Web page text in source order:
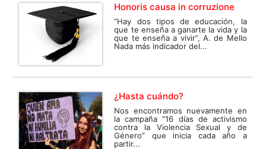
Honoris causa in corruzione
“Hay dos tipos de educación, la
que te enseña a ganarte la vida y la
que te enseña a vivir”, A. de Mello
Nada más indicador del...
¿Hasta cuándo?
Nos encontramos nuevamente en
la campaña “16 días de activismo
contra la Violencia Sexual y de
Género” que inicia cada año a
partir...